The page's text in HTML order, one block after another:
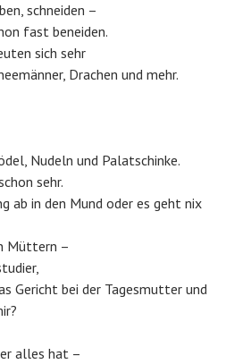
schneiden –
fast beneiden.
sich sehr
Drachen und mehr.
Nudeln und Palatschinke.
sehr.
ab in den Mund oder es geht nix
Müttern –
Gericht bei der Tagesmutter und
alles hat –